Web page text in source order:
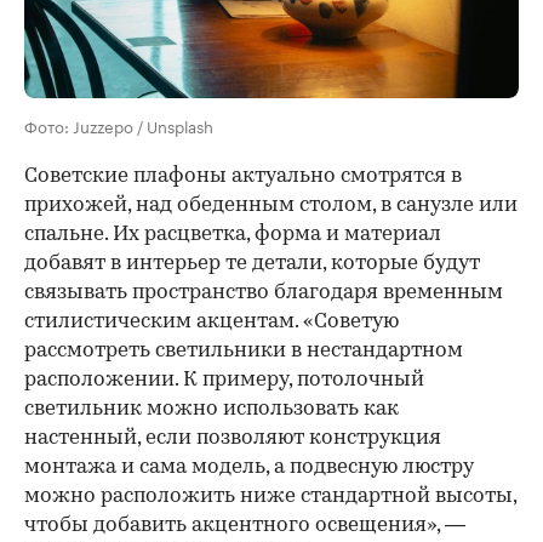
Фото: Juzzepo / Unsplash
Советские плафоны актуально смотрятся в
прихожей, над обеденным столом, в санузле или
спальне. Их расцветка, форма и материал
добавят в интерьер те детали, которые будут
связывать пространство благодаря временным
стилистическим акцентам. «Советую
рассмотреть светильники в нестандартном
расположении. К примеру, потолочный
светильник можно использовать как
настенный, если позволяют конструкция
монтажа и сама модель, а подвесную люстру
можно расположить ниже стандартной высоты,
чтобы добавить акцентного освещения», —